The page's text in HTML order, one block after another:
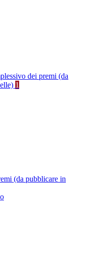
dei premi (da
1
(da pubblicare in